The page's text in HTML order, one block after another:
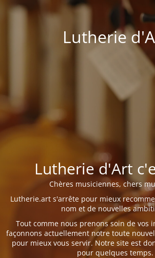
Lutherie
Lutherie d'Art
Chères musiciennes, chers
Lutherie.art s'arrête pour mieux
nom et de nouvelles
Tout comme nous prenons soin de vos
façonnons actuellement notre toute
pour mieux vous servir. Notre site est
pour quelques temps.